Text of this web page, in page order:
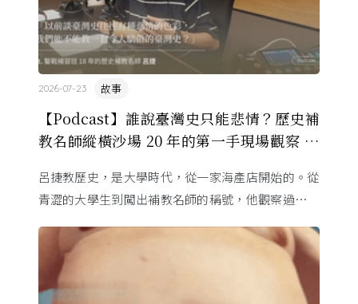
【Podcast】誰說臺灣史只能悲情？歷史補
教名師縱橫沙場 20 年的第一手現場觀察 ft.
故事
2026-07-23
呂捷教歷史，是大學時代，從一家海產店開始的。從
青澀的大學生到闖出補教名師的稱號，他觀察過幾十
裡幾乎沒有臺灣史，一路 ...